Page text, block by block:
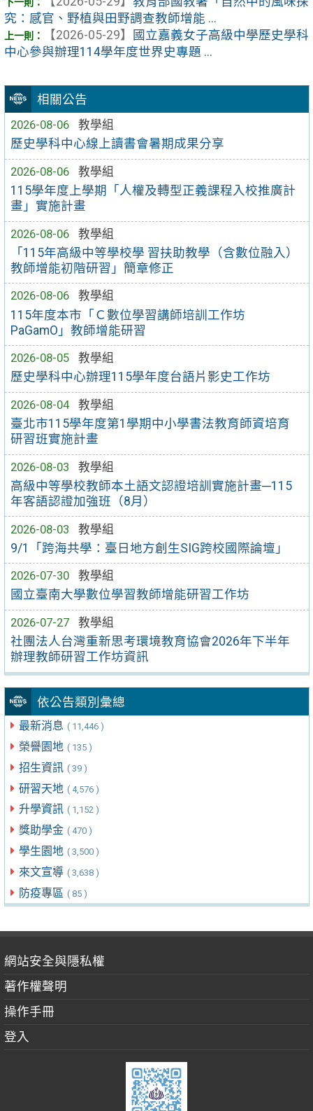
相關公告
2026-08-06
教學組
歷史學科中心線上讀書會暑期成果分享
2026-08-06
教學組
115學年度上學期「人權及轉型正義課程入校推廣計
畫」實施計畫
2026-08-06
教學組
「115年高級中等學校學 習扶助教學（含數位融入）
教師增能初階研習」簡章修正
2026-08-06
教學組
115年度本市「Ｃ數位學習講師培訓工作坊
PaGamO」教師增能研習
2026-08-05
教學組
歷史學科中心辦理115學年度台語片影史工作坊
2026-08-04
教學組
臺北市115學年度第1學期中小學書法教育師資培育
研習班實施計畫
2026-08-03
教學組
高級中等學校教師本土語文認證培訓實施計畫─115
年客語認證加強班（8月）
2026-08-03
教學組
9/1「跨海共學：臺日地方創生SIG跨校國際論壇」
2026-07-30
教學組
國立臺南大學數位學習教師增能研習工作坊
2026-07-27
教學組
社團法人台灣重新思考環境教育協會2026年下半年
辦理教師研習工作坊資訊
依公告類別彙總
最新消息 ( 11,446 )
榮譽園地 ( 135 )
招生資訊 ( 39 )
研習天地 ( 4,576 )
升學資訊 ( 1,152 )
獎助學金 ( 470 )
學生園地 ( 3,500 )
來文宣導 ( 3,638 )
防疫專區 ( 85 )
究：感官、野植與田野調查教師增能 ...
【2026-05-29】
國立嘉義女子高級中學歷史學科
中心參與辦理114學年度世界史專題 ...
網站安全與隱私權
著作權聲明
操作手冊
登入